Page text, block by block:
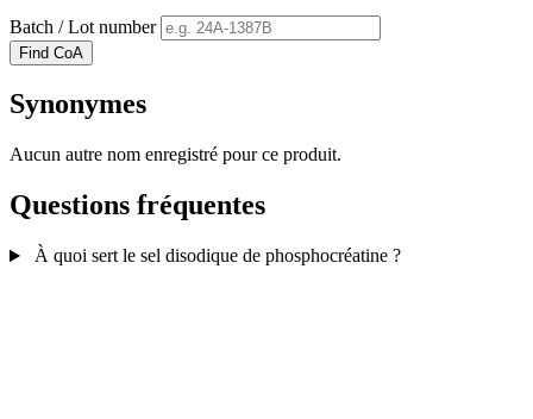
Batch / Lot number
Find CoA
Synonymes
Aucun autre nom enregistré pour ce produit.
Questions fréquentes
À quoi sert le sel disodique de phosphocréatine ?